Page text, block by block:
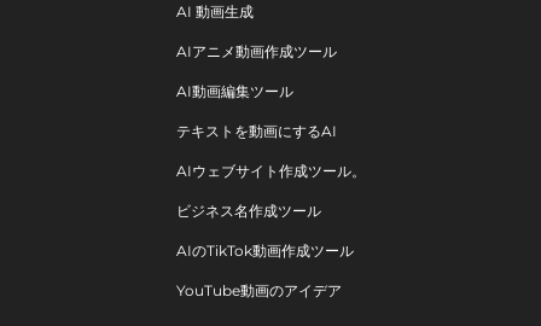
AI 動画生成
AIアニメ動画作成ツール
AI動画編集ツール
テキストを動画にするAI
AIウェブサイト作成ツール。
ビジネス名作成ツール
AIのTikTok動画作成ツール
YouTube動画のアイデア